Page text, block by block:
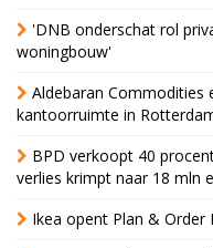
'DNB onderschat rol
woningbouw'
Aldebaran Commodities
kantoorruimte in
BPD verkoopt 40
verlies krimpt naar 18 mln
Ikea opent Plan & Order